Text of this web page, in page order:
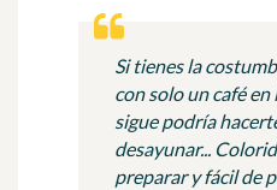
Si tienes la
con solo un café en
sigue podría
desayunar...
preparar y fácil de